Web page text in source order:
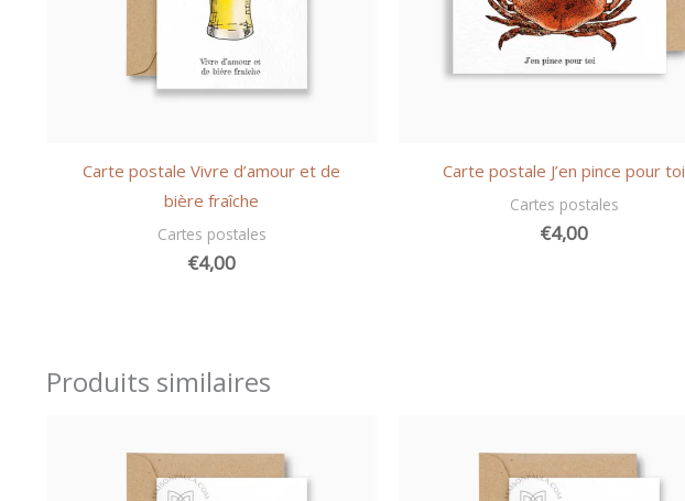
Carte postale Vivre d’amour et de
bière fraîche
Cartes postales
€4,00
Carte postale J’en pince pour toi
Cartes postales
€4,00
Produits similaires